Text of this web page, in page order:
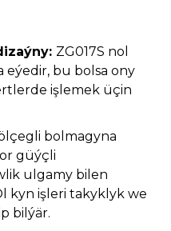
ZG017S nol
bu bolsa ony
işlemek üçin
bolmagyna
güýçli
ulgamy bilen
kyn işleri takyklyk we
bilýär.